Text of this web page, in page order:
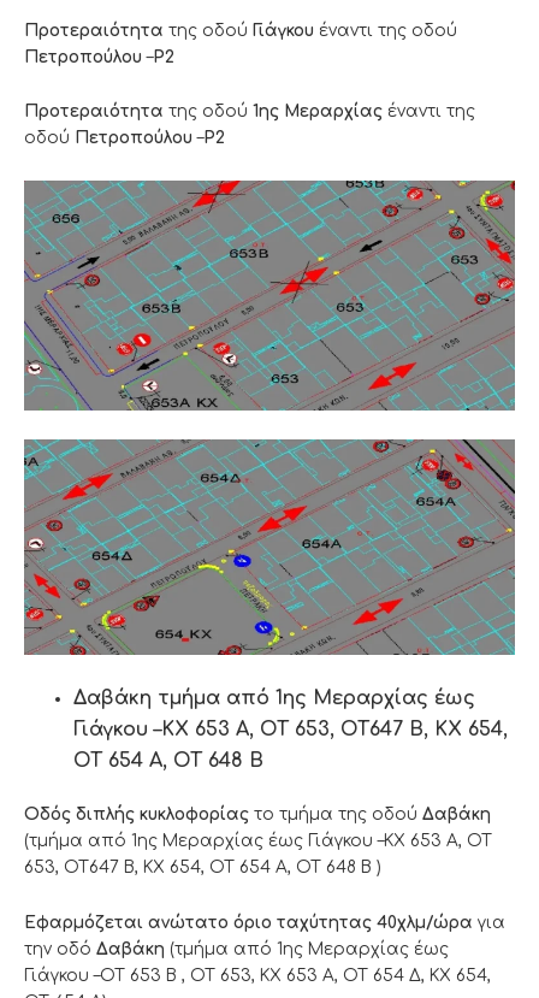
Προτεραιότητα της οδού Γιάγκου έναντι της οδού
Πετροπούλου–Ρ2
Προτεραιότητα της οδού 1ης Μεραρχίας έναντι της
οδού Πετροπούλου–Ρ2
Δαβάκη τμήμα από 1ης Μεραρχίας έως
Γιάγκου –ΚΧ 653 Α, ΟΤ 653, ΟΤ647 Β, ΚΧ 654,
ΟΤ 654 Α, ΟΤ 648 Β
Οδός διπλής κυκλοφορίας το τμήμα της οδού Δαβάκη
(τμήμα από 1ης Μεραρχίας έως Γιάγκου –ΚΧ 653 Α, ΟΤ
653, ΟΤ647 Β, ΚΧ 654, ΟΤ 654 Α, ΟΤ 648 Β )
Eφαρμόζεται ανώτατο όριο ταχύτητας 40χλμ/ώρα για
την οδό Δαβάκη (τμήμα από 1ης Μεραρχίας έως
Γιάγκου –ΟΤ 653 Β , ΟΤ 653, KX 653 A, ΟΤ 654 Δ, ΚΧ 654,